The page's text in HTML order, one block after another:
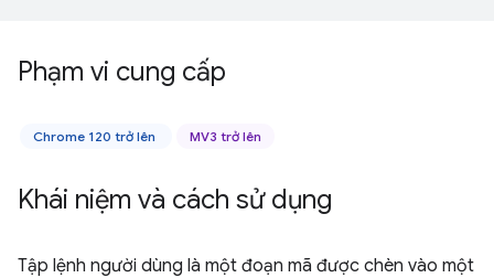
Phạm vi cung cấp
Chrome 120 trở lên MV3 trở lên
Khái niệm và cách sử dụng
Tập lệnh người dùng là một đoạn mã được chèn vào một